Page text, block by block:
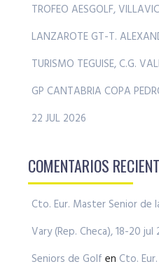
TROFEO AESGOLF,
LANZAROTE GT-T.
TURISMO TEGUISE, C.G.
GP CANTABRIA COPA
22 JUL 2026
COMENTARIOS
Cto. Eur. Master Senior de
Vary (Rep. Checa), 18-20
Seniors de Golf en Cto.